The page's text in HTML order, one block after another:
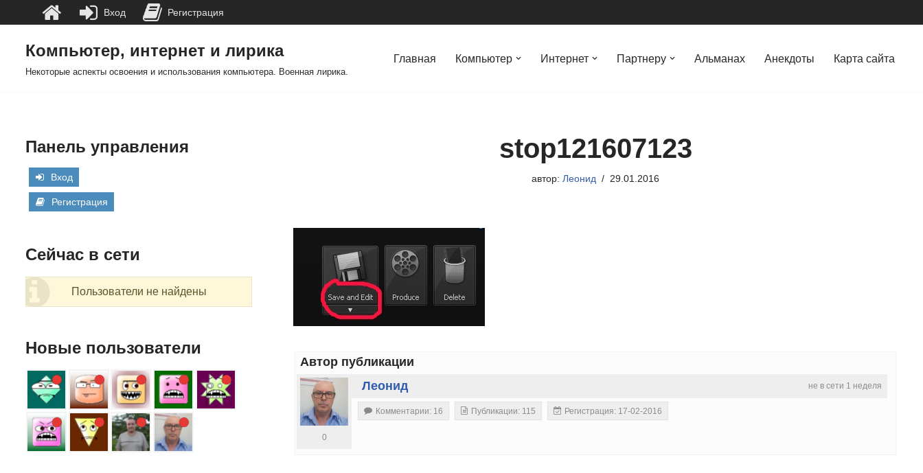
Компьютер, интернет и лирика
Некоторые аспекты освоения и использования компьютера. Военная лирика.
Главная Компьютер Интернет Партнеру Альманах Анекдоты Карта сайта
Панель управления
Вход
Регистрация
Сейчас в сети
Пользователи не найдены
Новые пользователи
stop121607123
автор: Леонид 29.01.2016
Автор публикации
не в сети 1 неделя
Леонид
0
Комментарии: 16 Публикации: 115 Регистрация: 17-02-2016
Вход Регистрация